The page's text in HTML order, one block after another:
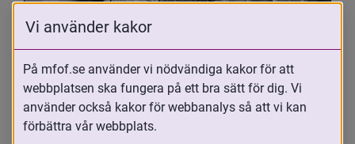
Oavsett om du är adopterad,
adoptivförälder eller arbetar med
Vi använder kakor
På mfof.se använder vi nödvändiga kakor för att
webbplatsen ska fungera på ett bra sätt för dig. Vi
använder också kakor för webbanalys så att vi kan
förbättra vår webbplats.